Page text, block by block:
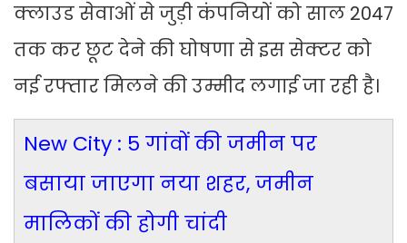
क्लाउड सेवाओं से जुड़ी कंपनियों को साल 2047
तक कर छूट देने की घोषणा से इस सेक्टर को
नई रफ्तार मिलने की उम्मीद लगाई जा रही है।
New City : 5 गांवों की जमीन पर
बसाया जाएगा नया शहर, जमीन
मालिकों की होगी चांदी